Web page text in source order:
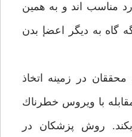
مناسب اند و به همين
به ديگر اعضإ بدن
در زمينه اتخاذ
با ويروس خطرناك
بكند. روش پزشكان در